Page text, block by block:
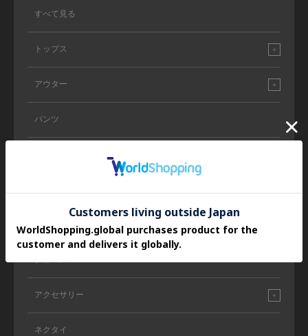
すべて見る
トップス
アウター
パンツ
財布＆革小物
アクセサリー
ネクタイ